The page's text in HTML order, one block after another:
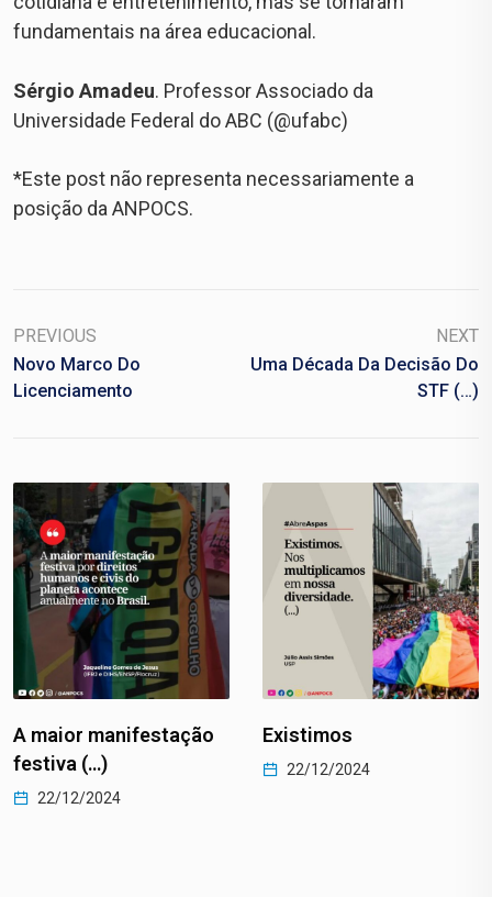
fundamentais na área educacional.
Sérgio Amadeu. Professor Associado da
Universidade Federal do ABC (@ufabc)
*Este post não representa necessariamente a
posição da ANPOCS.
PREVIOUS
Novo Marco Do
Licenciamento
NEXT
Uma Década Da Decisão Do
STF (…)
A maior manifestação
festiva (…)
22/12/2024
Existimos
22/12/2024